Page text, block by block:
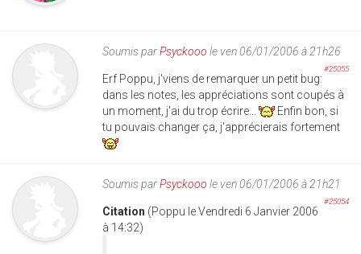
Soumis parPsyckooo le ven 06/01/2006 à 21h26
#25055
Erf Poppu, j'viens de remarquer un petit bug:
dans les notes, les appréciations sont coupés à
un moment, j'ai du trop écrire...
Enfin bon, si
tu pouvais changer ça, j'apprécierais fortement
Soumis parPsyckooo le ven 06/01/2006 à 21h21
#25054
Citation (Poppu le Vendredi 6 Janvier 2006
à 14:32)